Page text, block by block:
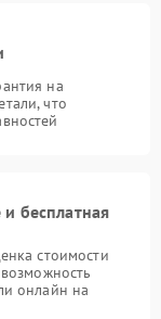
на
что
бесплатная
стоимости
онлайн на